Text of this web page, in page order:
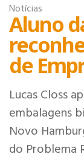
ADMINISTRAÇÃO
Notícias
Aluno
de
Lucas Closs
embalagens
Novo
do Problema